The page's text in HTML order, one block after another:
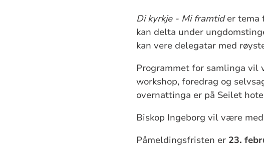
Di kyrkje - Mi framtider tema
kan delta under
kan vere delegatar med
Programmet for samlinga vil
workshop, foredrag og
overnattinga er på Seilet
Biskop Ingeborg vil være
Påmeldingsfristen er 23.